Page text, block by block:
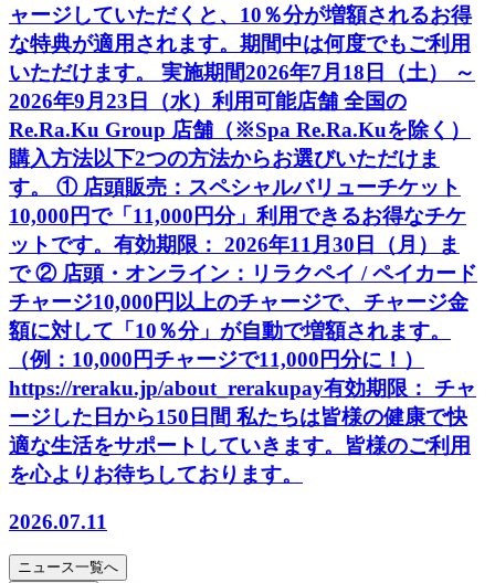
ャージしていただくと、10％分が増額されるお得
な特典が適用されます。期間中は何度でもご利用
いただけます。 実施期間2026年7月18日（土） ～
2026年9月23日（水）利用可能店舗 全国の
Re.Ra.Ku Group 店舗（※Spa Re.Ra.Kuを除く）
購入方法以下2つの方法からお選びいただけま
す。 ① 店頭販売：スペシャルバリューチケット
10,000円で「11,000円分」利用できるお得なチケ
ットです。有効期限： 2026年11月30日（月）ま
で ② 店頭・オンライン：リラクペイ / ペイカード
チャージ10,000円以上のチャージで、チャージ金
額に対して「10％分」が自動で増額されます。
（例：10,000円チャージで11,000円分に！）
https://reraku.jp/about_rerakupay有効期限： チャ
ージした日から150日間 私たちは皆様の健康で快
適な生活をサポートしていきます。皆様のご利用
を心よりお待ちしております。
2026.07.11
ニュース一覧へ